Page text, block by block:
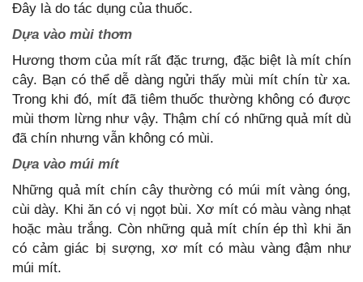
Đây là do tác dụng của thuốc.
Dựa vào mùi thơm
Hương thơm của mít rất đặc trưng, đặc biệt là mít chín
cây. Bạn có thể dễ dàng ngửi thấy mùi mít chín từ xa.
Trong khi đó, mít đã tiêm thuốc thường không có được
mùi thơm lừng như vậy. Thậm chí có những quả mít dù
đã chín nhưng vẫn không có mùi.
Dựa vào múi mít
Những quả mít chín cây thường có múi mít vàng óng,
cùi dày. Khi ăn có vị ngọt bùi. Xơ mít có màu vàng nhạt
hoặc màu trắng. Còn những quả mít chín ép thì khi ăn
có cảm giác bị sượng, xơ mít có màu vàng đậm như
múi mít.